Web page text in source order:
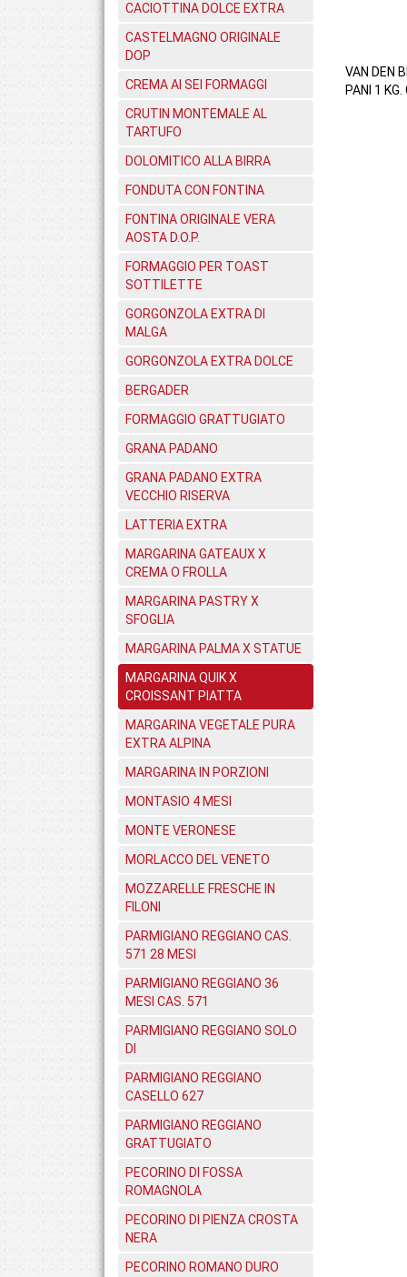
CACIOTTINA DOLCE EXTRA
CASTELMAGNO ORIGINALE
DOP
CREMA AI SEI FORMAGGI
CRUTIN MONTEMALE AL
TARTUFO
DOLOMITICO ALLA BIRRA
FONDUTA CON FONTINA
FONTINA ORIGINALE VERA
AOSTA D.O.P.
FORMAGGIO PER TOAST
SOTTILETTE
GORGONZOLA EXTRA DI
MALGA
GORGONZOLA EXTRA DOLCE
BERGADER
FORMAGGIO GRATTUGIATO
GRANA PADANO
GRANA PADANO EXTRA
VECCHIO RISERVA
LATTERIA EXTRA
MARGARINA GATEAUX X
CREMA O FROLLA
MARGARINA PASTRY X
SFOGLIA
MARGARINA PALMA X STATUE
MARGARINA QUIK X
CROISSANT PIATTA
MARGARINA VEGETALE PURA
EXTRA ALPINA
MARGARINA IN PORZIONI
MONTASIO 4 MESI
MONTE VERONESE
MORLACCO DEL VENETO
MOZZARELLE FRESCHE IN
FILONI
PARMIGIANO REGGIANO CAS.
571 28 MESI
PARMIGIANO REGGIANO 36
MESI CAS. 571
PARMIGIANO REGGIANO SOLO
DI
PARMIGIANO REGGIANO
CASELLO 627
PARMIGIANO REGGIANO
GRATTUGIATO
PECORINO DI FOSSA
ROMAGNOLA
PECORINO DI PIENZA CROSTA
NERA
PECORINO ROMANO DURO
VAN DEN
PANI 1